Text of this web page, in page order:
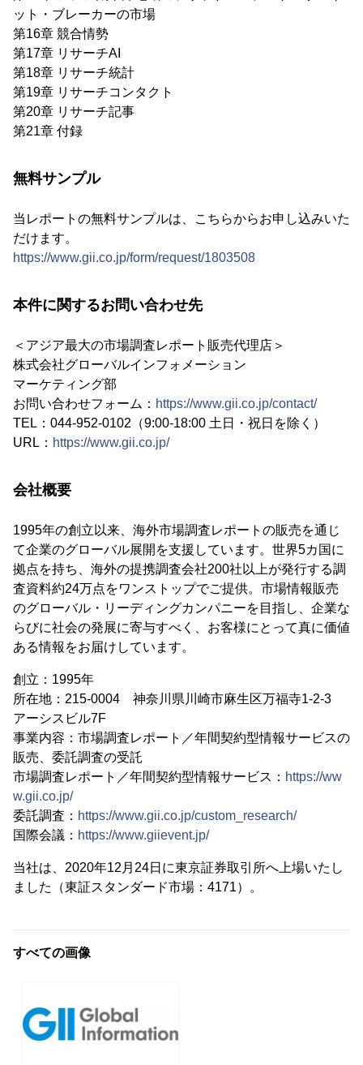
ット・ブレーカーの市場
第16章 競合情勢
第17章 リサーチAI
第18章 リサーチ統計
第19章 リサーチコンタクト
第20章 リサーチ記事
第21章 付録
無料サンプル
当レポートの無料サンプルは、こちらからお申し込みいた
だけます。
https://www.gii.co.jp/form/request/1803508
本件に関するお問い合わせ先
＜アジア最大の市場調査レポート販売代理店＞
株式会社グローバルインフォメーション
マーケティング部
お問い合わせフォーム： https://www.gii.co.jp/contact/
TEL：044-952-0102（9:00-18:00 土日・祝日を除く）
URL： https://www.gii.co.jp/
会社概要
1995年の創立以来、海外市場調査レポートの販売を通じ
て企業のグローバル展開を支援しています。世界5カ国に
拠点を持ち、海外の提携調査会社200社以上が発行する調
査資料約24万点をワンストップでご提供。市場情報販売
のグローバル・リーディングカンパニーを目指し、企業な
らびに社会の発展に寄与すべく、お客様にとって真に価値
ある情報をお届けしています。
創立：1995年
所在地：215-0004 神奈川県川崎市麻生区万福寺1-2-3
アーシスビル7F
事業内容：市場調査レポート／年間契約型情報サービスの
販売、委託調査の受託
市場調査レポート／年間契約型情報サービス： https://ww
w.gii.co.jp/
委託調査： https://www.gii.co.jp/custom_research/
国際会議： https://www.giievent.jp/
当社は、2020年12月24日に東京証券取引所へ上場いたし
ました（東証スタンダード市場：4171）。
すべての画像